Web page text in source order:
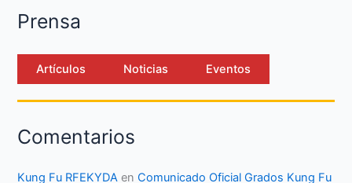
Prensa
Artículos Noticias Eventos
Comentarios
Kung Fu RFEKYDA enComunicado Oficial Grados Kung Fu